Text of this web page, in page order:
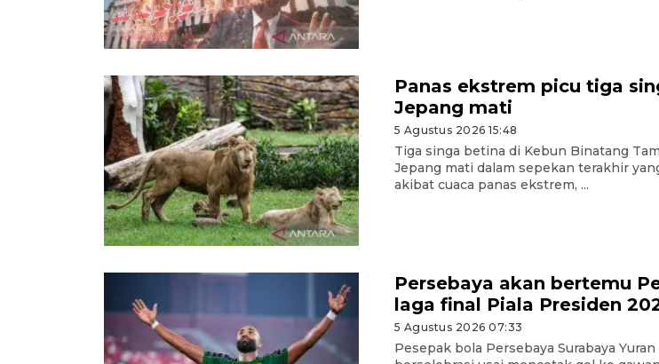
Panas ekstrem picu tiga
Jepang mati
5 Agustus 2026 15:48
Tiga singa betina di Kebun Binatang
Jepang mati dalam sepekan terakhir
akibat cuaca panas ekstrem, ...
Persebaya akan bertemu
laga final Piala Presiden
5 Agustus 2026 07:33
Pesepak bola Persebaya Surabaya